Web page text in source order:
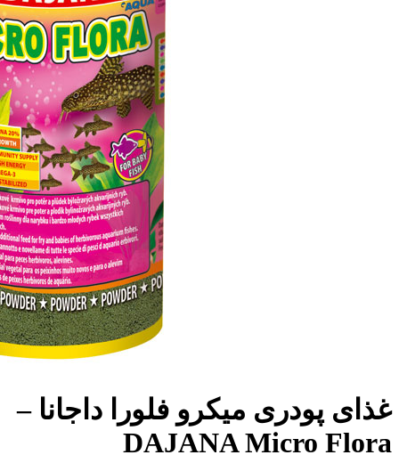
غذای پودری میکرو فلورا داجانا –
DAJANA Micro Flora